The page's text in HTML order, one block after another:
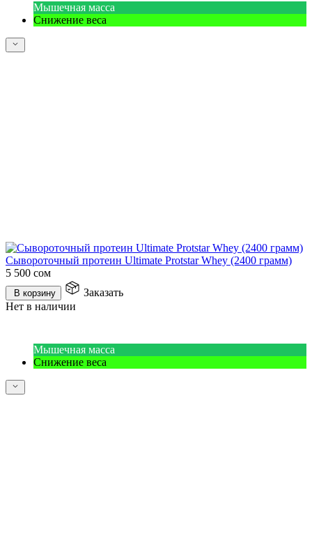
Мышечная масса
Снижение веса
Сывороточный протеин Ultimate Protstar Whey (2400 грамм)
5 500 сом
В корзину
Заказать
Нет в наличии
Мышечная масса
Снижение веса